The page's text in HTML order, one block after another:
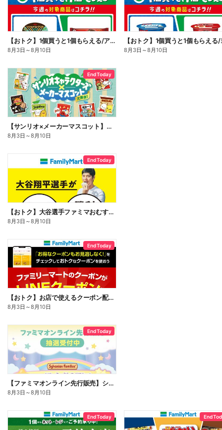
【おトク】1個買うと1個もらえる/アイス
8月3日 ～8月10日 8月3日 ～8月10日
End Today
【サンリオ×メーカーマスコット】オリジナルグッズ貰える!
8月3日 ～8月10日
End Today
【おトク】大谷選手ファミマおむすび割
8月3日 ～8月10日
End Today
【おトク】お店で使えるクーポン配信中
8月3日 ～8月10日
End Today
【ファミマオンライン先行販売】シルバニアファミリー
8月3日 ～8月10日
End Today End